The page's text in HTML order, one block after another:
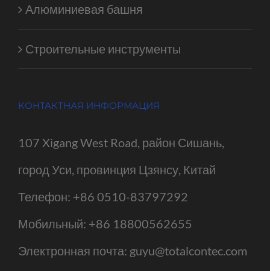
Алюминиевая башня
Строительные инструменты
КОНТАКТНАЯ ИНФОРМАЦИЯ
107 Xigang West Road, район Сишань,
город Уси, провинция Цзянсу, Китай
Телефон: +86 0510-83797292
Мобильный: +86 18800562655
Электронная почта: guyu@totalcontec.com